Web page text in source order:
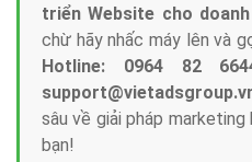
triển Website cho
chừ hãy nhấc máy lên và
Hotline: 0964 82
sâu về giải pháp marketing
bạn!